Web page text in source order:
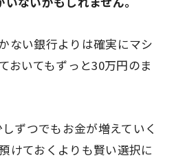
ない銀行よりは確実にマシ
おいてもずっと30万円のま
ずつでもお金が増えていく
けておくよりも賢い選択に